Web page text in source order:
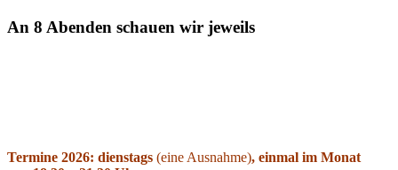
An 8 Abenden schauen wir jeweils
Termine 2026: dienstags (eine Ausnahme), einmal im Monat